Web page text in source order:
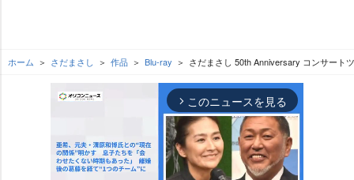
ホーム さだまさし 作品 Blu-ray さだまさし 50th Anniversary コンサート
arrow_forward_ios このニュースを見る